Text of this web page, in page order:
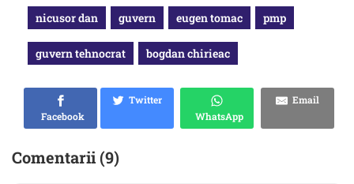
nicusor dan guvern eugen tomac pmp
guvern tehnocrat bogdan chirieac
Facebook
Twitter
WhatsApp
Email
Comentarii (9)